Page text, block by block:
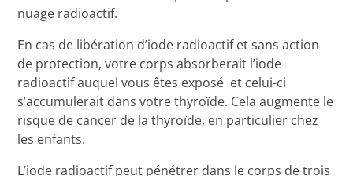
nuage radioactif.
En cas de libération d’iode radioactif et sans action
de protection, votre corps absorberait l’iode
radioactif auquel vous êtes exposé et celui-ci
s’accumulerait dans votre thyroïde. Cela augmente le
risque de cancer de la thyroïde, en particulier chez
les enfants.
L’iode radioactif peut pénétrer dans le corps de trois